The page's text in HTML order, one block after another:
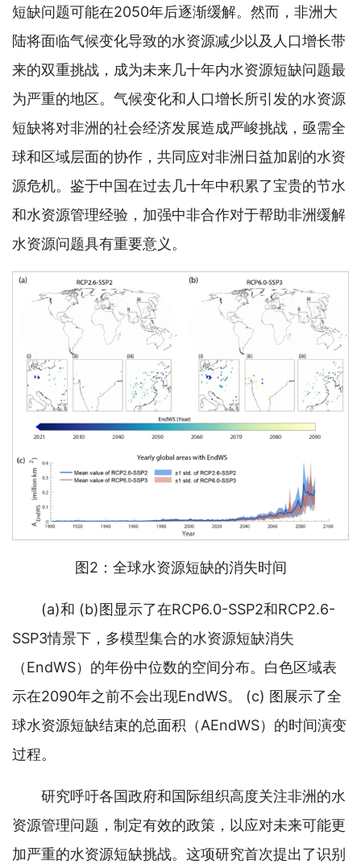
短缺问题可能在2050年后逐渐缓解。然而，非洲大
陆将面临气候变化导致的水资源减少以及人口增长带
来的双重挑战，成为未来几十年内水资源短缺问题最
为严重的地区。气候变化和人口增长所引发的水资源
短缺将对非洲的社会经济发展造成严峻挑战，亟需全
球和区域层面的协作，共同应对非洲日益加剧的水资
源危机。鉴于中国在过去几十年中积累了宝贵的节水
和水资源管理经验，加强中非合作对于帮助非洲缓解
水资源问题具有重要意义。
图2：全球水资源短缺的消失时间
(a)和 (b)图显示了在RCP6.0-SSP2和RCP2.6-
SSP3情景下，多模型集合的水资源短缺消失
（EndWS）的年份中位数的空间分布。白色区域表
示在2090年之前不会出现EndWS。 (c) 图展示了全
球水资源短缺结束的总面积（AEndWS）的时间演变
过程。
研究呼吁各国政府和国际组织高度关注非洲的水
资源管理问题，制定有效的政策，以应对未来可能更
加严重的水资源短缺挑战。这项研究首次提出了识别